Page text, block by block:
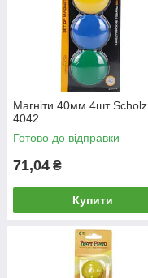
Магніти 40мм 4шт Scholz
4042
Готово до відправки
71,04 ₴
Купити